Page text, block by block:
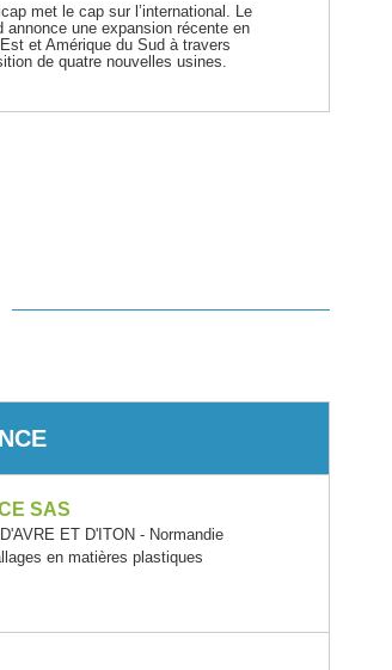
met le cap sur l’international. Le
annonce une expansion récente en
et Amérique du Sud à travers
de quatre nouvelles usines.
SAS
ET D'ITON - Normandie
en matières plastiques